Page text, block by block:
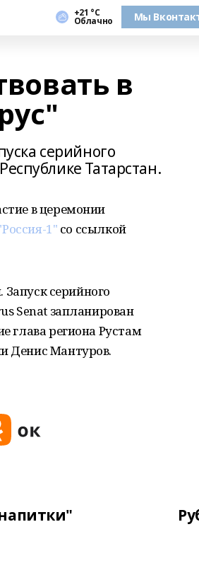
+21 °С
Облачно Мы
в
серийного
Татарстан.
в церемонии
1" со ссылкой
серийного
Senat запланирован
глава региона Рустам
Денис Мантуров.